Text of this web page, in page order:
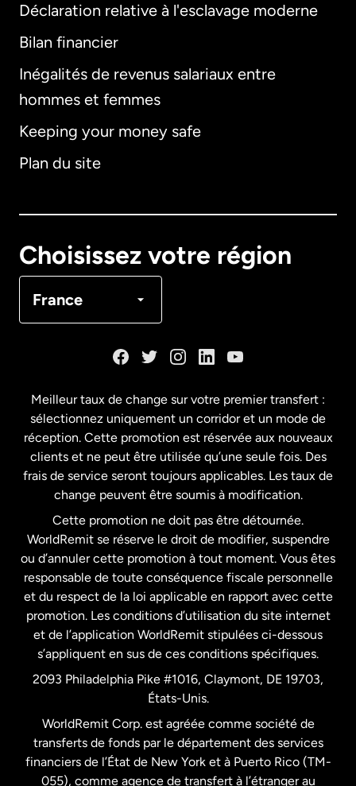
Déclaration relative à l'esclavage moderne
Bilan financier
Inégalités de revenus salariaux entre
hommes et femmes
Keeping your money safe
Plan du site
Choisissez votre région
France
International
Allemagne
Français
États-Unis English
États-Unis Español
France
Malaisie
Nouvelle-Zélande
Pays-Bas
Royaume-Uni
Suède
Meilleur taux de change sur votre premier transfert :
sélectionnez uniquement un corridor et un mode de
réception. Cette promotion est réservée aux nouveaux
clients et ne peut être utilisée qu’une seule fois. Des
frais de service seront toujours applicables. Les taux de
change peuvent être soumis à modification.
Cette promotion ne doit pas être détournée.
WorldRemit se réserve le droit de modifier, suspendre
ou d’annuler cette promotion à tout moment. Vous êtes
responsable de toute conséquence fiscale personnelle
et du respect de la loi applicable en rapport avec cette
promotion. Les conditions d’utilisation du site internet
et de l’application WorldRemit stipulées ci-dessous
s’appliquent en sus de ces conditions spécifiques.
2093 Philadelphia Pike #1016, Claymont, DE 19703,
États-Unis.
WorldRemit Corp. est agréée comme société de
transferts de fonds par le département des services
financiers de l’État de New York et à Puerto Rico (TM-
055), comme agence de transfert à l’étranger au